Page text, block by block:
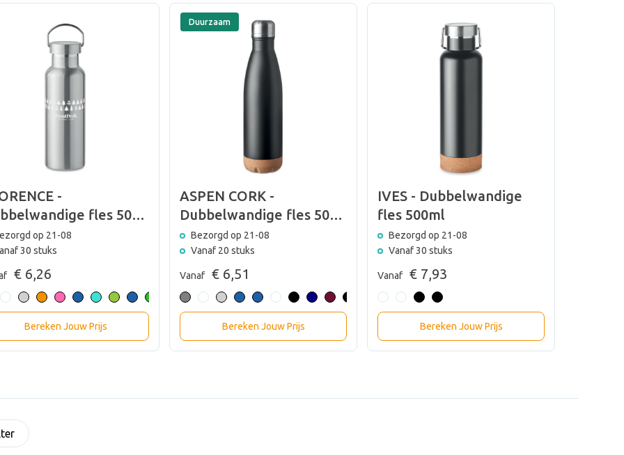
-
fles 500
op 21-08
30 stuks
€ 6,26
Bereken Jouw Prijs
Duurzaam
ASPEN CORK -
Dubbelwandige fles 500
mlBezorgd op 21-08
Vanaf 20 stuks
Vanaf € 6,51
Bereken Jouw Prijs
IVES - Dubbelwandige
fles 500ml
Bezorgd op 21-08
Vanaf 30 stuks
Vanaf € 7,93
Bereken Jouw Prijs